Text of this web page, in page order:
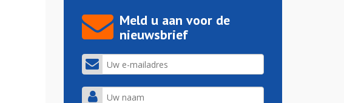
Meld u aan voor de
nieuwsbrief